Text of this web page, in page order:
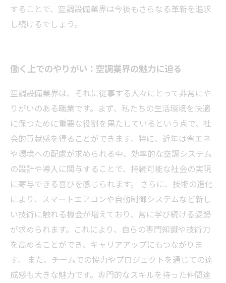
することで、空調設備業界は今後もさらなる革新を追求
し続けるでしょう。
働く上でのやりがい：空調業界の魅力に迫る
空調設備業界は、それに従事する人々にとって非常にや
りがいのある職業です。まず、私たちの生活環境を快適
に保つために重要な役割を果たしているという点で、社
会的貢献感を得ることができます。特に、近年は省エネ
や環境への配慮が求められる中、効率的な空調システム
の設計や導入に関与することで、持続可能な社会の実現
に寄与できる喜びを感じられます。 さらに、技術の進化
により、スマートエアコンや自動制御システムなど新し
い技術に触れる機会が増えており、常に学び続ける姿勢
が求められます。これにより、自らの専門知識や技術力
を高めることができ、キャリアアップにもつながりま
す。 また、チームでの協力やプロジェクトを通じての達
成感も大きな魅力です。専門的なスキルを持った仲間達